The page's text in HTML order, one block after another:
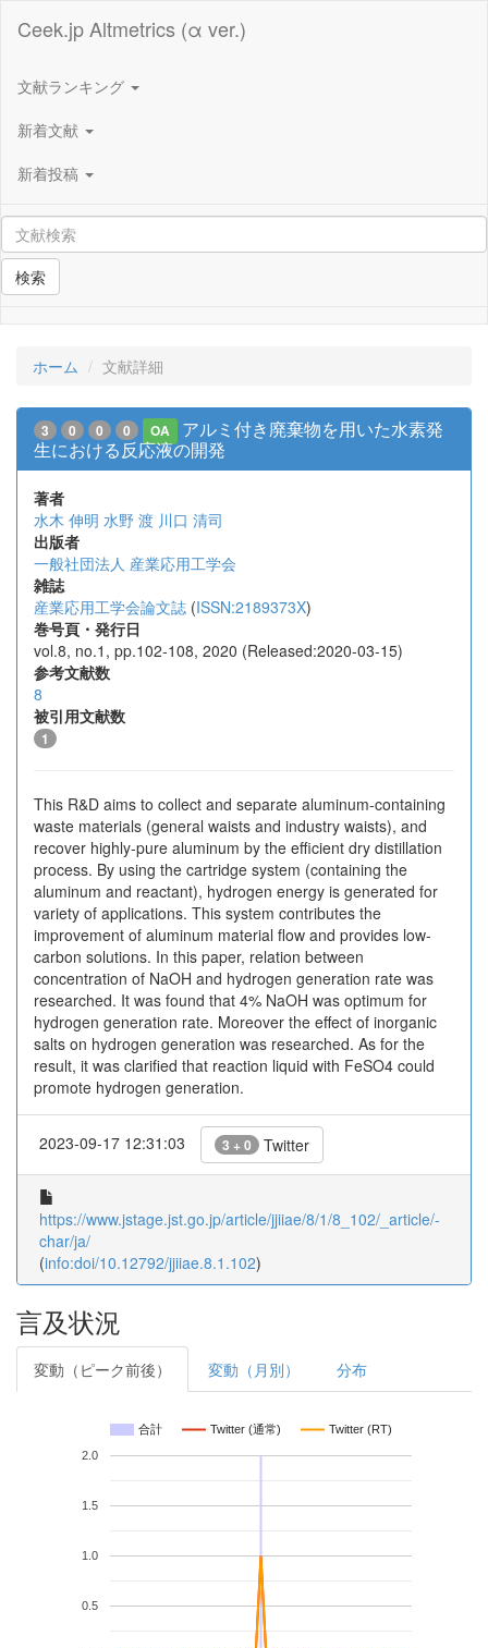
Ceek.jp Altmetrics (α ver.)
文献ランキング
新着文献
新着投稿
検索
ホーム 文献詳細
3 0 0 0 OA
アルミ付き廃棄物を用いた水素発
生における反応液の開発
著者
水木 伸明 水野 渡 川口 清司
出版者
一般社団法人 産業応用工学会
雑誌
産業応用工学会論文誌 (ISSN:2189373X)
巻号頁・発行日
vol.8, no.1, pp.102-108, 2020 (Released:2020-03-15)
参考文献数
8
被引用文献数
1
This R&D aims to collect and separate aluminum-containing
waste materials (general waists and industry waists), and
recover highly-pure aluminum by the efficient dry distillation
process. By using the cartridge system (containing the
aluminum and reactant), hydrogen energy is generated for
variety of applications. This system contributes the
improvement of aluminum material flow and provides low-
carbon solutions. In this paper, relation between
concentration of NaOH and hydrogen generation rate was
researched. It was found that 4% NaOH was optimum for
hydrogen generation rate. Moreover the effect of inorganic
salts on hydrogen generation was researched. As for the
result, it was clarified that reaction liquid with FeSO4 could
promote hydrogen generation.
2023-09-17 12:31:03 3 + 0 Twitter
https://www.jstage.jst.go.jp/article/jjiiae/8/1/8_102/_article/-
char/ja/
(info:doi/10.12792/jjiiae.8.1.102)
言及状況
変動（ピーク前後） 変動（月別） 分布
合計 Twitter (通常) Twitter (RT)
0.5
1.0
1.5
2.0